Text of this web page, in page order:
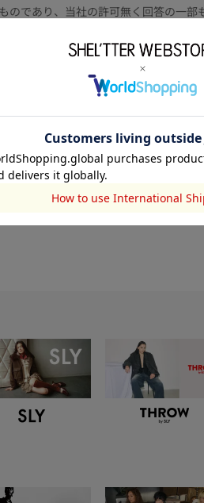
のであり、当社の許可無く回答の一
話や書面等の場合もございます。ま
より順次対応いたします。